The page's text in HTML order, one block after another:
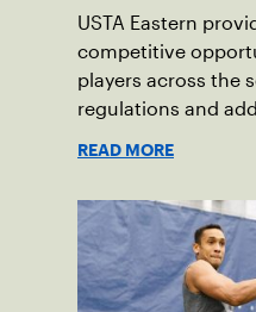
USTA Eastern
competitive
players across the
regulations and
READ MORE